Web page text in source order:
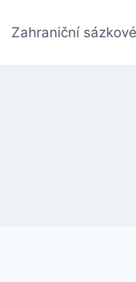
Zahraniční